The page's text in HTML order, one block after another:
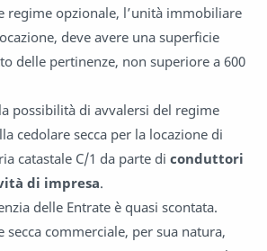
regime opzionale, l’unità immobiliare
deve avere una superficie
delle pertinenze, non superiore a 600
possibilità di avvalersi del regime
cedolare secca per la locazione di
catastale C/1 da parte di conduttori
di impresa.
delle Entrate è quasi scontata.
secca commerciale, per sua natura,